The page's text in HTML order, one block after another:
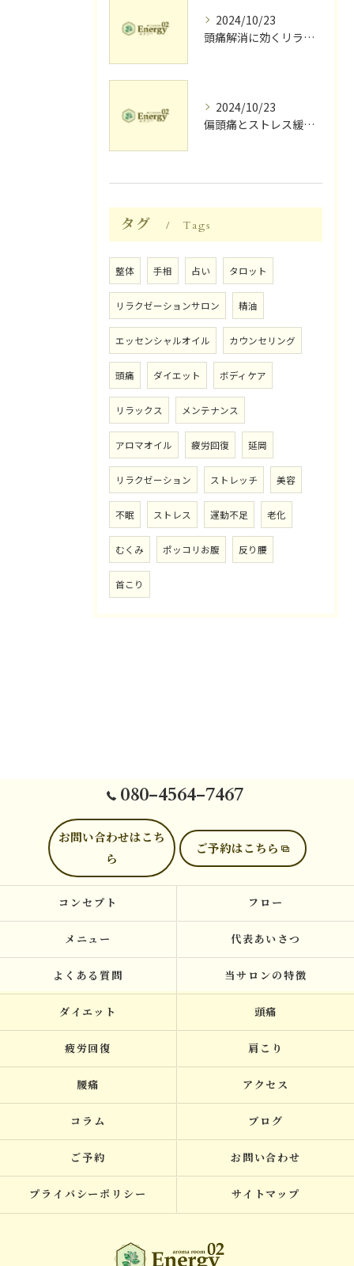
2024/10/23
頭痛解消に効くリラク体験談
2024/10/23
偏頭痛とストレス緩和に効果的なリラクゼーション法
タグ Tags
整体 手相 占い タロット
リラクゼーションサロン 精油
エッセンシャルオイル カウンセリング
頭痛 ダイエット ボディケア
リラックス メンテナンス
アロマオイル 疲労回復 延岡
リラクゼーション ストレッチ 美容
不眠 ストレス 運動不足 老化
むくみ ポッコリお腹 反り腰
首こり
080-4564-7467
お問い合わせはこち
ら
ご予約はこちら
コンセプト フロー
メニュー 代表あいさつ
よくある質問 当サロンの特徴
ダイエット 頭痛
疲労回復 肩こり
腰痛 アクセス
コラム ブログ
ご予約 お問い合わせ
プライバシーポリシー サイトマップ